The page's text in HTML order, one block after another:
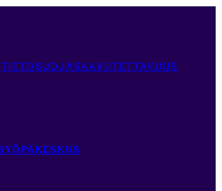
TIETOSUOJASAAVUTETTAVUUS